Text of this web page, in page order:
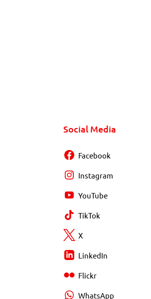
Social Media
Facebook
Instagram
YouTube
TikTok
X
LinkedIn
Flickr
WhatsApp